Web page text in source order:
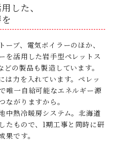
した、
ブ、電気ボイラーのほか、
を活用した岩手型ペレットス
の製品も製造しています。
は力を入れています。ペレッ
唯一自給可能なエネルギー源
ながりますから。
中熱冷暖房システム。北海道
たもので、1期工事と同時に研
です。